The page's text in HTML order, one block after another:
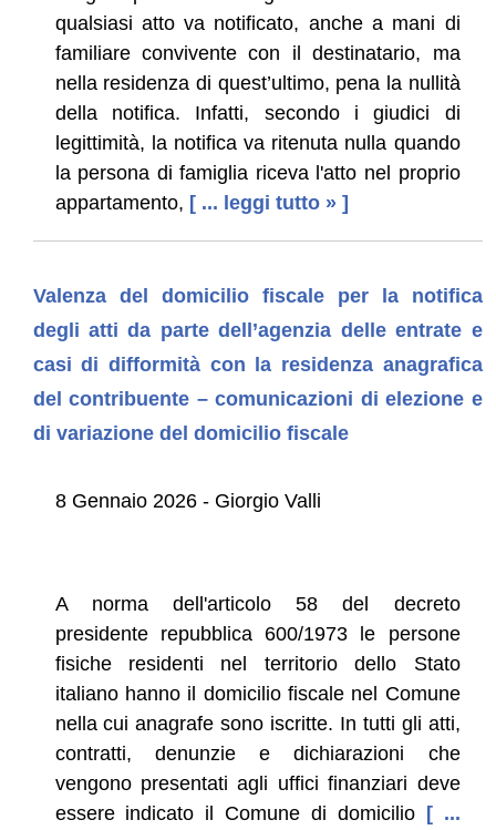
qualsiasi atto va notificato, anche a mani di
familiare convivente con il destinatario, ma
nella residenza di quest’ultimo, pena la nullità
della notifica. Infatti, secondo i giudici di
legittimità, la notifica va ritenuta nulla quando
la persona di famiglia riceva l'atto nel proprio
appartamento, [ ... leggi tutto » ]
Valenza del domicilio fiscale per la notifica
degli atti da parte dell’agenzia delle entrate e
casi di difformità con la residenza anagrafica
del contribuente – comunicazioni di elezione e
di variazione del domicilio fiscale
8 Gennaio 2026 - Giorgio Valli
A norma dell'articolo 58 del decreto
presidente repubblica 600/1973 le persone
fisiche residenti nel territorio dello Stato
italiano hanno il domicilio fiscale nel Comune
nella cui anagrafe sono iscritte. In tutti gli atti,
contratti, denunzie e dichiarazioni che
vengono presentati agli uffici finanziari deve
essere indicato il Comune di domicilio [ ...